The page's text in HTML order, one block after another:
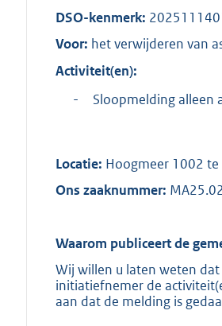
DSO-kenmerk:
Voor: het verwijderen van
Activiteit(en):
-
Sloopmelding alleen
Locatie: Hoogmeer 1002 te
Ons zaaknummer:
Waarom publiceert de
Wij willen u laten weten
initiatiefnemer de
aan dat de melding is